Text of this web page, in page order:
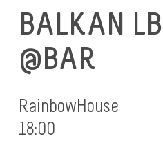
BALKAN
@BAR
RainbowHouse
18:00